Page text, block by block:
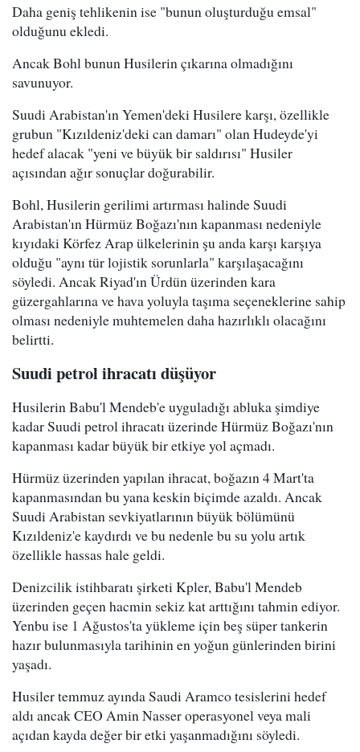
Daha geniş tehlikenin ise "bunun oluşturduğu emsal"
olduğunu ekledi.
Ancak Bohl bunun Husilerin çıkarına olmadığını
savunuyor.
Suudi Arabistan'ın Yemen'deki Husilere karşı, özellikle
grubun "Kızıldeniz'deki can damarı" olan Hudeyde'yi
hedef alacak "yeni ve büyük bir saldırısı" Husiler
açısından ağır sonuçlar doğurabilir.
Bohl, Husilerin gerilimi artırması halinde Suudi
Arabistan'ın Hürmüz Boğazı'nın kapanması nedeniyle
kıyıdaki Körfez Arap ülkelerinin şu anda karşı karşıya
olduğu "aynı tür lojistik sorunlarla" karşılaşacağını
söyledi. Ancak Riyad'ın Ürdün üzerinden kara
güzergahlarına ve hava yoluyla taşıma seçeneklerine sahip
olması nedeniyle muhtemelen daha hazırlıklı olacağını
belirtti.
Suudi petrol ihracatı düşüyor
Husilerin Babu'l Mendeb'e uyguladığı abluka şimdiye
kadar Suudi petrol ihracatı üzerinde Hürmüz Boğazı'nın
kapanması kadar büyük bir etkiye yol açmadı.
Hürmüz üzerinden yapılan ihracat, boğazın 4 Mart'ta
kapanmasından bu yana keskin biçimde azaldı. Ancak
Suudi Arabistan sevkiyatlarının büyük bölümünü
Kızıldeniz'e kaydırdı ve bu nedenle bu su yolu artık
özellikle hassas hale geldi.
Denizcilik istihbaratı şirketi Kpler, Babu'l Mendeb
üzerinden geçen hacmin sekiz kat arttığını tahmin ediyor.
Yenbu ise 1 Ağustos'ta yükleme için beş süper tankerin
hazır bulunmasıyla tarihinin en yoğun günlerinden birini
yaşadı.
Husiler temmuz ayında Saudi Aramco tesislerini hedef
aldı ancak CEO Amin Nasser operasyonel veya mali
açıdan kayda değer bir etki yaşanmadığını söyledi.